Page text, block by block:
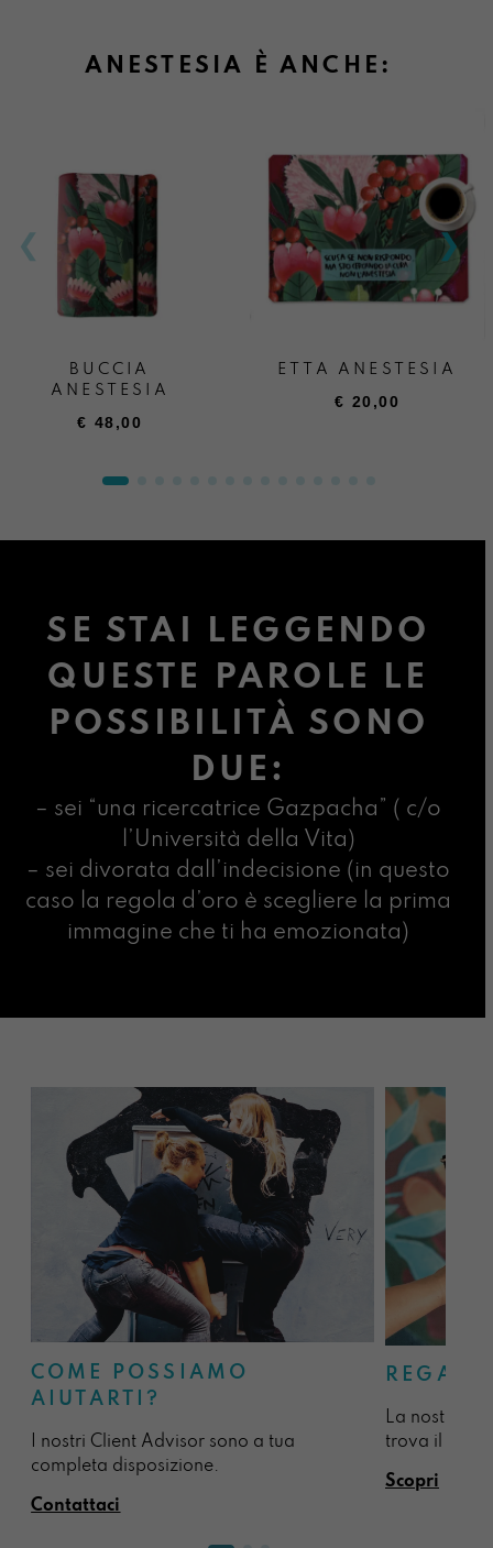
ANESTESIA È ANCHE:
BUCCIA
ANESTESIA
€ 48,00
ETTA ANESTESIA
€ 20,00
SE STAI LEGGENDO
QUESTE PAROLE LE
POSSIBILITÀ SONO
DUE:
– sei “una ricercatrice Gazpacha” ( c/o
l’Università della Vita)
– sei divorata dall’indecisione (in questo
caso la regola d’oro è scegliere la prima
immagine che ti ha emozionata)
COME POSSIAMO
AIUTARTI?
I nostri Client Advisor sono a tua
completa disposizione.
Contattaci
La nostra
trova il
Scopri